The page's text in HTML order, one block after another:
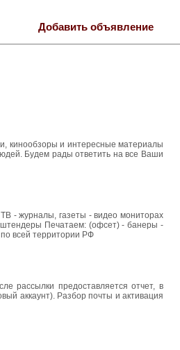
Добавить объявление
кинообзоры и интересные материалы
Будем рады ответить на все Ваши
- журналы, газеты - видео мониторах
штендеры Печатаем: (офсет) - банеры -
всей территории РФ
рассылки предоставляется отчет, в
аккаунт). Разбор почты и активация